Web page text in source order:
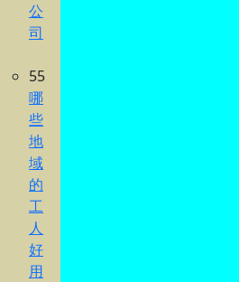
公
司
55
哪
些
地
域
的
工
人
好
用